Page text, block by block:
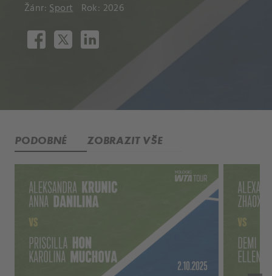
Žánr:Sport Rok: 2026
PODOBNÉ ZOBRAZIT VŠE